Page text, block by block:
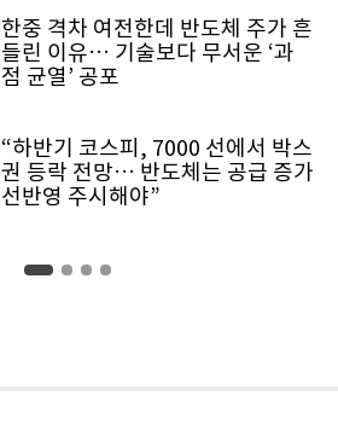
한중 격차 여전한데 반도체 주가 흔
들린 이유… 기술보다 무서운 ‘과
점 균열’ 공포
“하반기 코스피, 7000 선에서 박스
권 등락 전망… 반도체는 공급 증가
선반영 주시해야”